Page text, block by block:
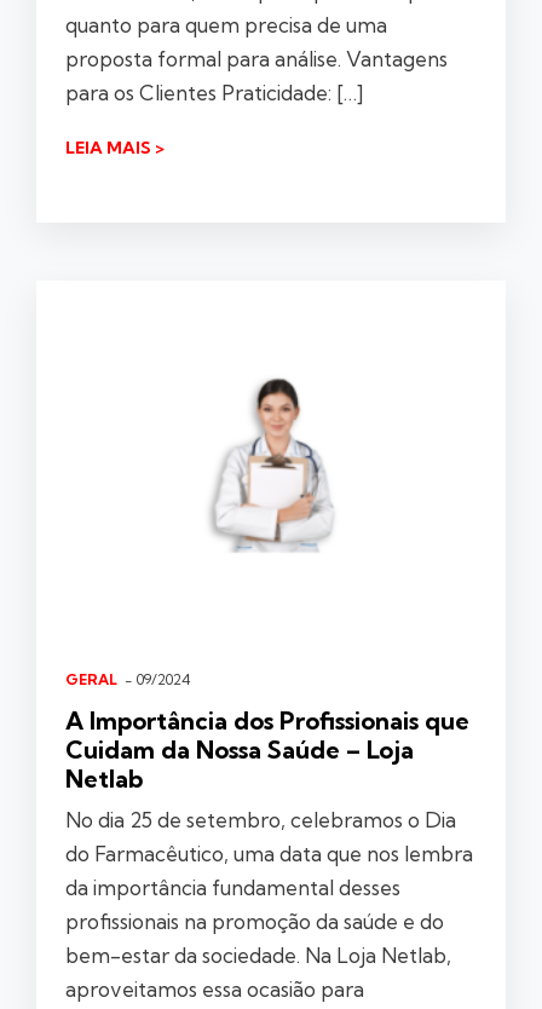
quanto para quem precisa de uma
proposta formal para análise. Vantagens
para os Clientes Praticidade: […]
LEIA MAIS >
GERAL - 09/2024
A Importância dos Profissionais que
Cuidam da Nossa Saúde – Loja
Netlab
No dia 25 de setembro, celebramos o Dia
do Farmacêutico, uma data que nos lembra
da importância fundamental desses
profissionais na promoção da saúde e do
bem-estar da sociedade. Na Loja Netlab,
aproveitamos essa ocasião para